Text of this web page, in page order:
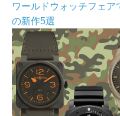
ワールドウォッチフェ
の新作5選